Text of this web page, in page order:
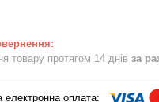
товару протягом 14 днів за